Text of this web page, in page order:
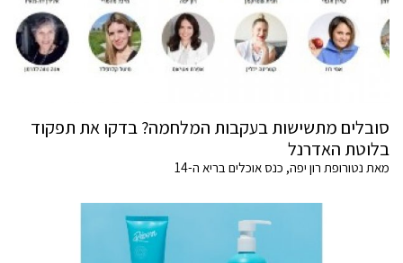
סובלים מתשישות בעקבות המלחמה? בדקו את תפקוד
בלוטת האדרנל
מאת נטורופת רון יפה, כנס אוכלים בריא ה-14